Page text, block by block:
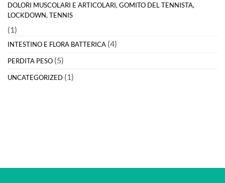
DOLORI MUSCOLARI E ARTICOLARI, GOMITO DEL TENNISTA,
LOCKDOWN, TENNIS
(1)
INTESTINO E FLORA BATTERICA (4)
PERDITA PESO (5)
UNCATEGORIZED (1)